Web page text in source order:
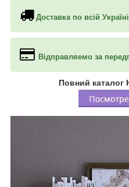
Доставка по всій
Відправляемо за
Повний каталог